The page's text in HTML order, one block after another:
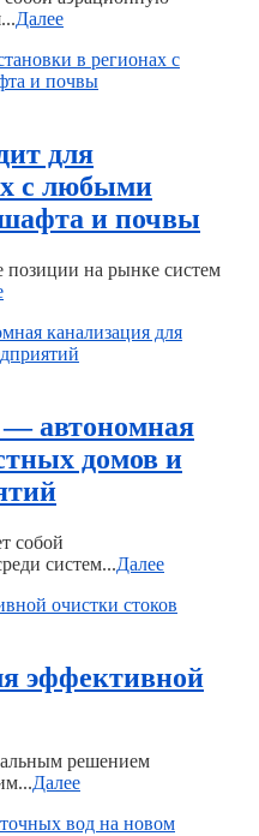
Далее
для
с любыми
и почвы
на рынке систем
автономная
домов и
собой
систем...Далее
эффективной
решением
Далее